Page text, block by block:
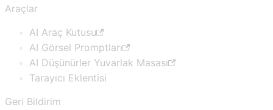
Araçlar
AI Araç Kutusu
AI Görsel Promptları
AI Düşünürler Yuvarlak Masası
Tarayıcı Eklentisi
Geri Bildirim